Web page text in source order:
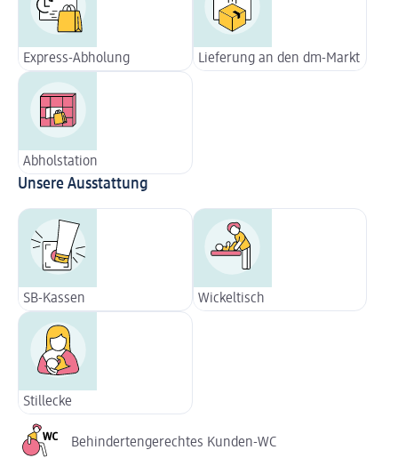
Express-Abholung Lieferung an den dm-Markt
Abholstation
Unsere Ausstattung
SB-Kassen Wickeltisch
Stillecke
Behindertengerechtes Kunden-WC